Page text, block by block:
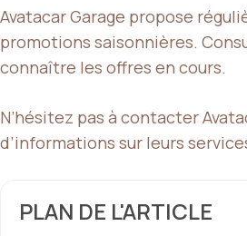
Avatacar Garage propose
promotions saisonnières.
connaître les offres en cours.
N’hésitez pas à contacter
d’informations sur leurs
PLAN DE L'ARTICLE